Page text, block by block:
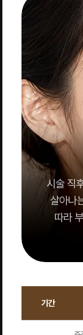
시술 직
살아나
따라
기간